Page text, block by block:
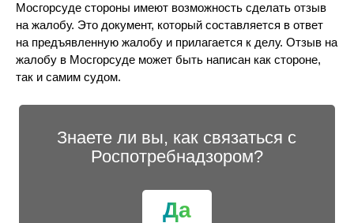
Мосгорсуде стороны имеют возможность сделать отзыв
на жалобу. Это документ, который составляется в ответ
на предъявленную жалобу и прилагается к делу. Отзыв на
жалобу в Мосгорсуде может быть написан как стороне,
так и самим судом.
Знаете ли вы, как связаться с
Роспотребнадзором?
Да